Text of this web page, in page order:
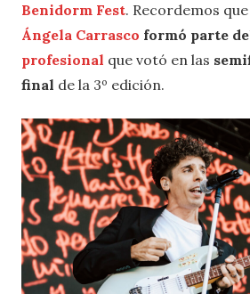
Benidorm Fest. Recordemos
Ángela Carrasco formó parte
profesional que votó en las
final de la 3º edición.